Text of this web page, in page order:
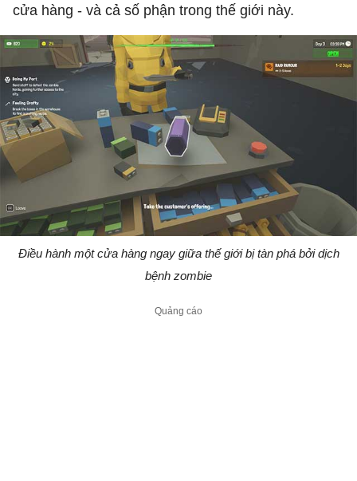
cửa hàng - và cả số phận trong thế giới này.
Điều hành một cửa hàng ngay giữa thế giới bị tàn phá bởi dịch
bệnh zombie